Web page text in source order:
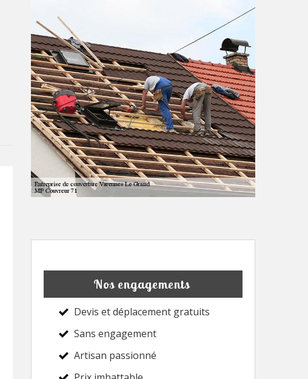
Nos engagements
Devis et déplacement gratuits
Sans engagement
Artisan passionné